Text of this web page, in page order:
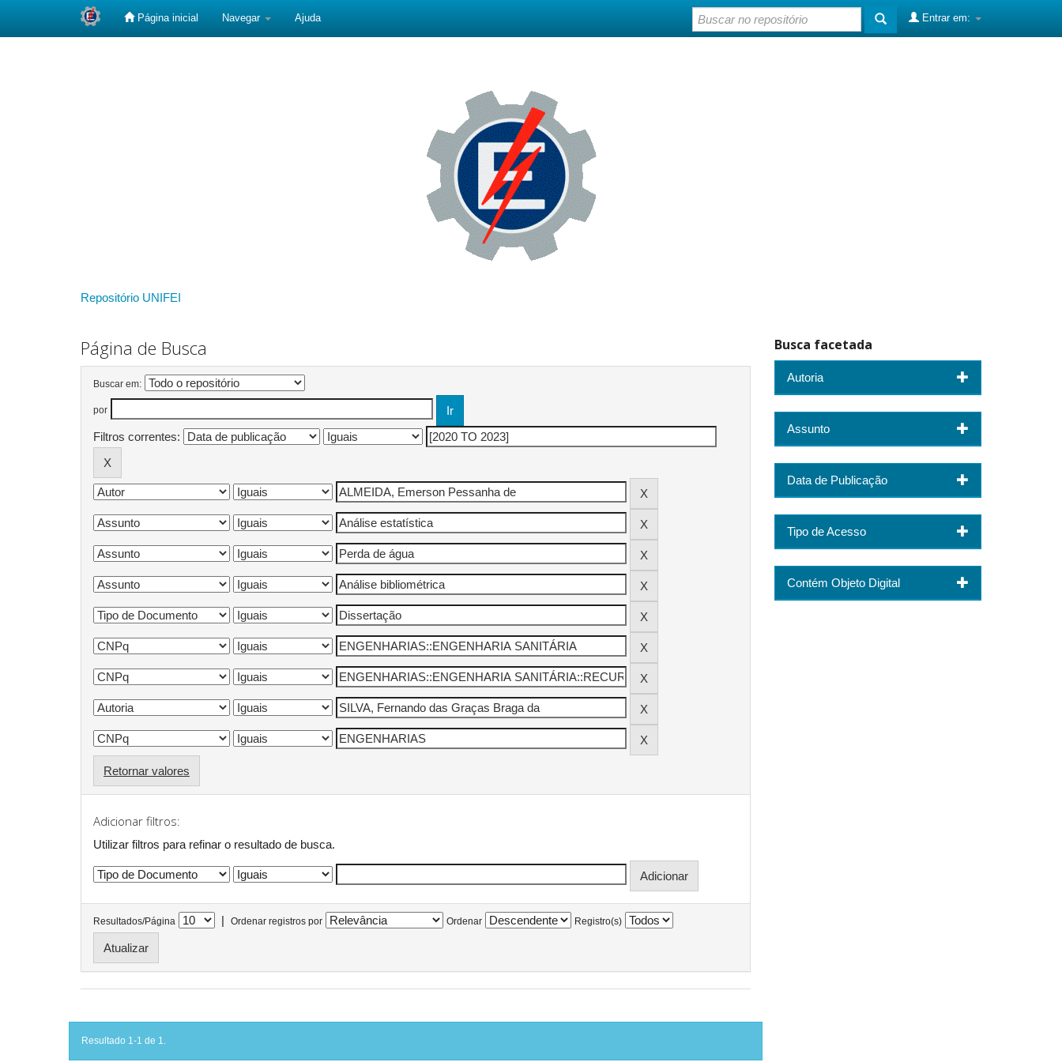
Página inicial Navegar Ajuda Entrar em:
Repositório UNIFEI
Página de Busca
Buscar em:
por
Filtros correntes:
Retornar valores
Adicionar filtros:
Utilizar filtros para refinar o resultado de busca.
Resultados/Página | Ordenar registros por Ordenar Registro(s)
Resultado 1-1 de 1.
Busca facetada
Autoria
Assunto
Data de Publicação
Tipo de Acesso
Contém Objeto Digital